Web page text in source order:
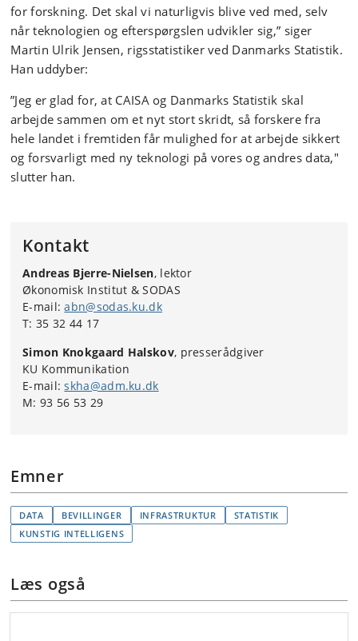
for forskning. Det skal vi naturligvis blive ved med, selv
når teknologien og efterspørgslen udvikler sig,” siger
Martin Ulrik Jensen, rigsstatistiker ved Danmarks Statistik.
Han uddyber:
”Jeg er glad for, at CAISA og Danmarks Statistik skal
arbejde sammen om et nyt stort skridt, så forskere fra
hele landet i fremtiden får mulighed for at arbejde sikkert
og forsvarligt med ny teknologi på vores og andres data,"
slutter han.
Kontakt
Andreas Bjerre-Nielsen, lektor
Økonomisk Institut & SODAS
E-mail:abn@sodas.ku.dk
T: 35 32 44 17
Simon Knokgaard Halskov, presserådgiver
KU Kommunikation
E-mail:skha@adm.ku.dk
M: 93 56 53 29
Emner
DATA BEVILLINGER INFRASTRUKTUR
STATISTIK
KUNSTIG INTELLIGENS
Læs også